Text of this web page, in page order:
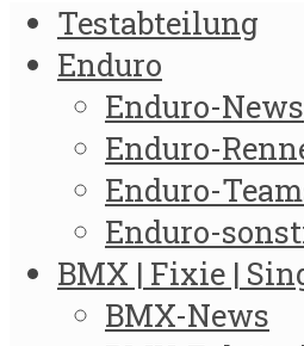
Testabteilung
Enduro
Enduro-News
Enduro-
Enduro-
Enduro-
BMX | Fixie |
BMX-News